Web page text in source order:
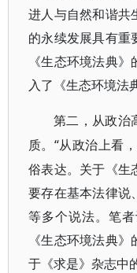
进人与自然和谐共
的永续发展具有重
《生态环境法典
入了《生态环境法
第二，从政治
质。 “从政治上看
俗表达。关于《生
要存在基本法律说
等多个说法。笔
《生态环境法典
于《求是》杂志中